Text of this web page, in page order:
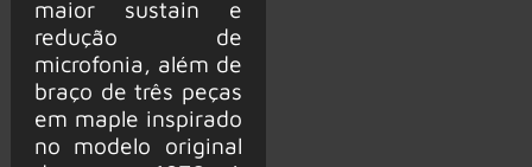
maior sustain e
redução de
microfonia, além de
braço de três peças
em maple inspirado
no modelo original